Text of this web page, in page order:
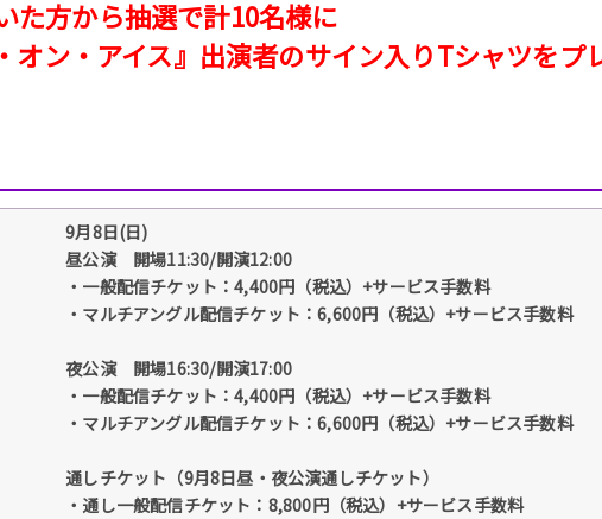
た方から抽選で計10名様に
ン・アイス』出演者のサイン入りTシャツをプ
9月8日(日)
昼公演 開場11:30/開演12:00
・一般配信チケット：4,400円（税込）+サービス手数料
・マルチアングル配信チケット：6,600円（税込）+サービス手数料
夜公演 開場16:30/開演17:00
・一般配信チケット：4,400円（税込）+サービス手数料
・マルチアングル配信チケット：6,600円（税込）+サービス手数料
通しチケット（9月8日昼・夜公演通しチケット）
・通し一般配信チケット：8,800円（税込）+サービス手数料